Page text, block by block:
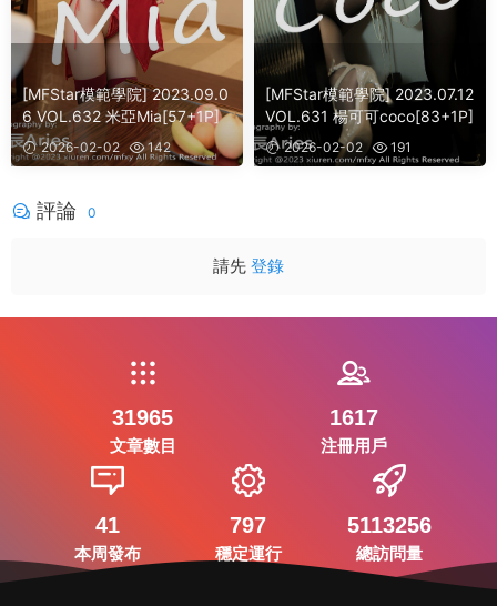
[MFStar模範學院] 2023.09.0
6 VOL.632 米亞Mia[57+1P]
2026-02-02 142
[MFStar模範學院] 2023.07.12
VOL.631 楊可可coco[83+1P]
2026-02-02 191
評論 0
請先 登錄
31965
文章數目
1617
注冊用戶
41
本周發布
797
穩定運行
5113256
總訪問量